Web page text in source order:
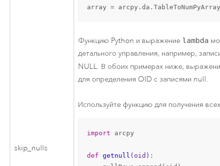
skip_nulls
array =
Функцию Python и выражение lambda
детального управления, например,
NULL. В обоих примерах ниже,
для определения OID с записями null.
Используйте функцию для получения
import arcpy
def getnull (oid) :